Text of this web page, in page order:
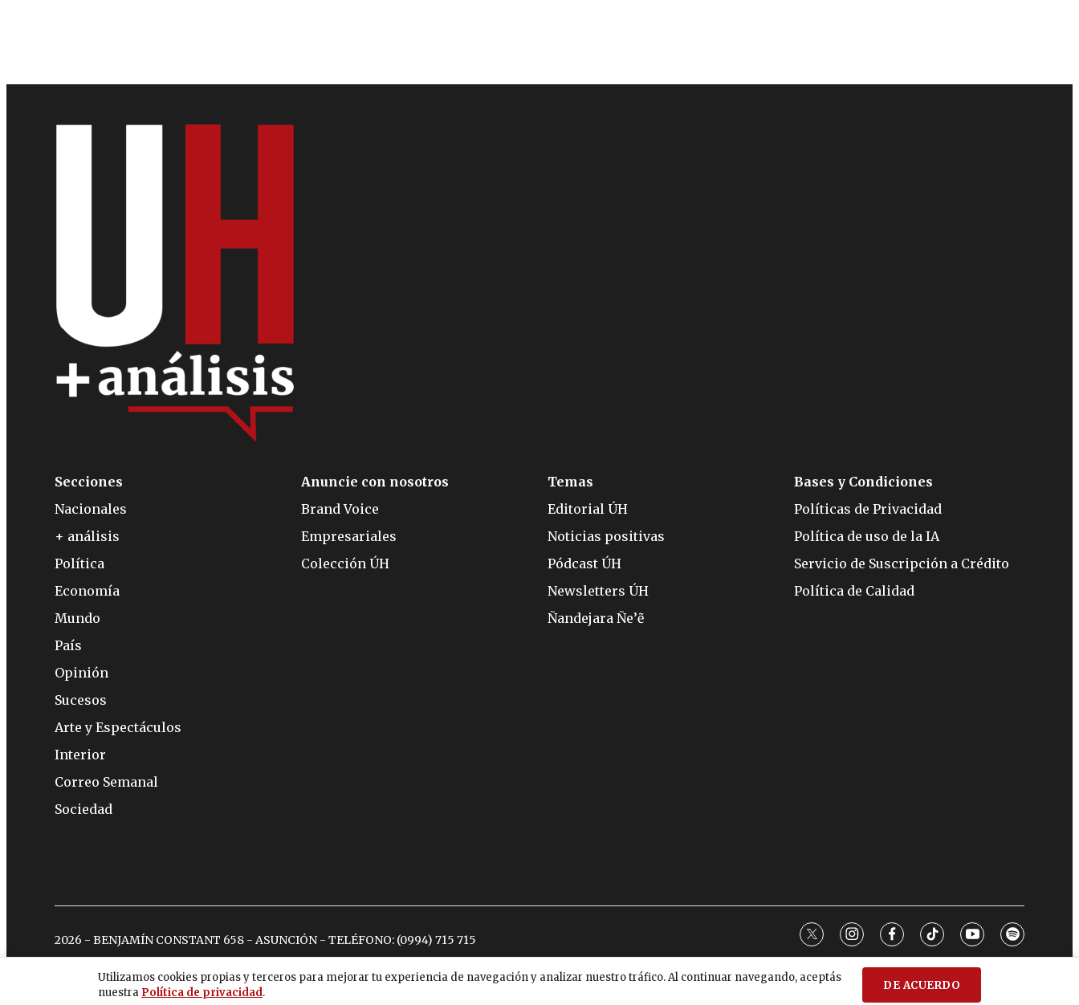
Utilizamos cookies propias y terceros para mejorar tu experiencia de navegación y analizar nuestro tráfico. Al continuar navegando, aceptás
nuestra Política de privacidad.
DE ACUERDO
Secciones
Nacionales
+ análisis
Política
Economía
Mundo
País
Opinión
Sucesos
Arte y Espectáculos
Interior
Correo Semanal
Sociedad
Anuncie con nosotros
Brand Voice
Empresariales
Colección ÚH
Temas
Editorial ÚH
Noticias positivas
Pódcast ÚH
Newsletters ÚH
Ñandejara Ñe’ẽ
Bases y Condiciones
Políticas de Privacidad
Política de uso de la IA
Servicio de Suscripción a Crédito
Política de Calidad
2026 - BENJAMÍN CONSTANT 658 - ASUNCIÓN - TELÉFONO: (0994) 715 715 twitterinstagram
facebooktiktokyoutubespotify